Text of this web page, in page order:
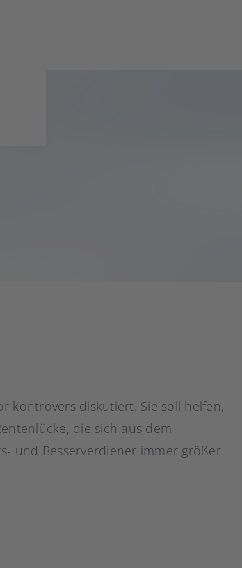
kontrovers diskutiert. Sie soll helfen,
die sich aus dem
und Besserverdiener immer größer.